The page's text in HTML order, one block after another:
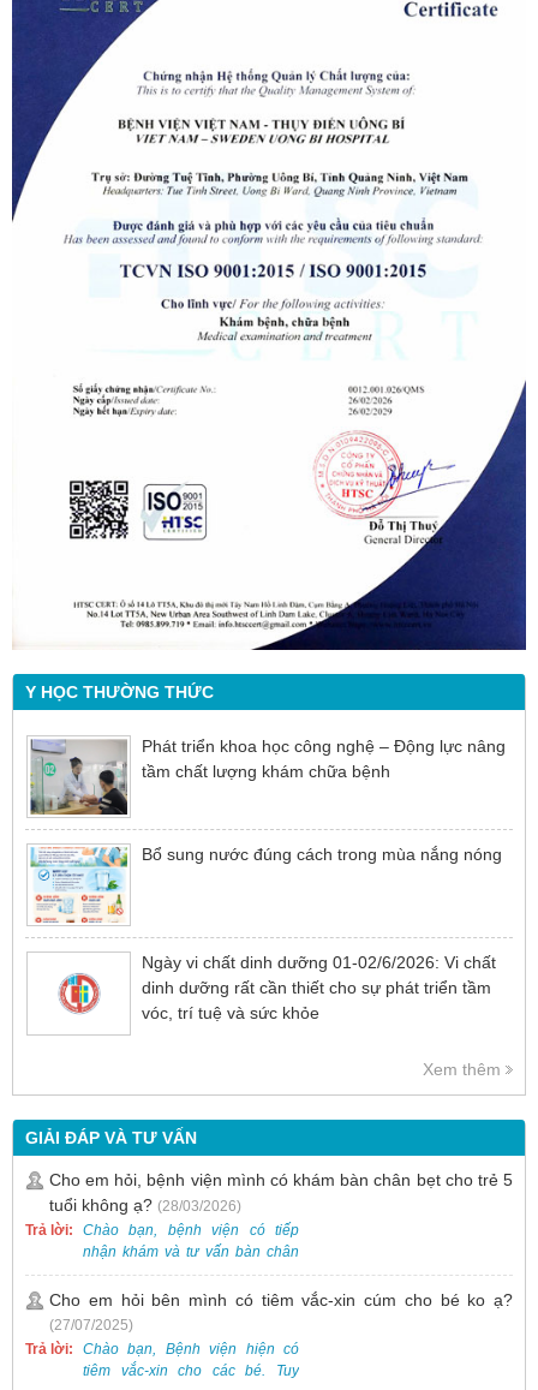
Y HỌC THƯỜNG THỨC
Phát triển khoa học công nghệ – Động lực nâng
tầm chất lượng khám chữa bệnh
Bổ sung nước đúng cách trong mùa nắng nóng
Ngày vi chất dinh dưỡng 01-02/6/2026: Vi chất
dinh dưỡng rất cần thiết cho sự phát triển tầm
vóc, trí tuệ và sức khỏe
Xem thêm
GIẢI ĐÁP VÀ TƯ VẤN
Cho em hỏi, bệnh viện mình có khám bàn chân bẹt cho trẻ 5
tuổi không ạ? (28/03/2026)
Trả lời:
Chào bạn, bệnh viện có tiếp
nhận khám và tư vấn bàn chân
bẹt cho trẻ em, bao gồm cả trẻ 5
tuổi. Bạn có thể đưa bé đến
Khoa Khám bệnh của bệnh viện
để được bác sĩ chuyên khoa
thăm khám. Ngoài ra, để thuận
tiện hơn, bạn có thể đặt lịch
Cho em hỏi bên mình có tiêm vắc-xin cúm cho bé ko ạ?
(27/07/2025)
Trả lời:
Chào bạn, Bệnh viện hiện có
tiêm vắc-xin cho các bé. Tuy